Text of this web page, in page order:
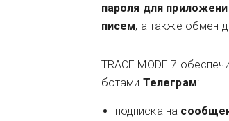
пароля для
писем, а также обмен
TRACE MODE 7
ботами Телеграм:
подписка на